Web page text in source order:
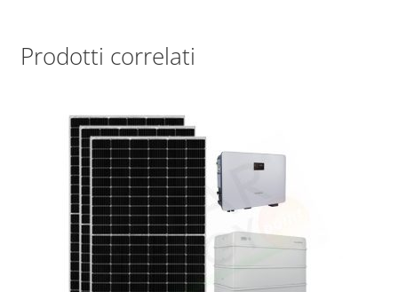
Prodotti correlati